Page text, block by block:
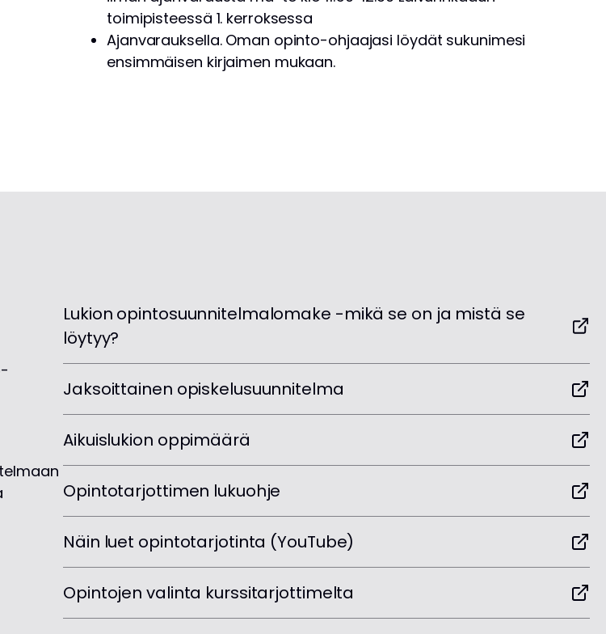
toimipisteessä 1. kerroksessa
Ajanvarauksella. Oman opinto-ohjaajasi löydät sukunimesi
ensimmäisen kirjaimen mukaan.
Lukion opintosuunnitelmalomake -mikä se on ja mistä se
löytyy?
Jaksoittainen opiskelusuunnitelma
Aikuislukion oppimäärä
Opintotarjottimen lukuohje
Näin luet opintotarjotinta (YouTube)
Opintojen valinta kurssitarjottimelta